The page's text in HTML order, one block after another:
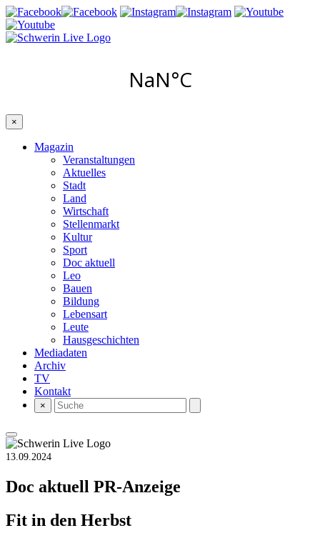
×
Magazin
Veranstaltungen
Aktuelles
Stadt
Land
Wirtschaft
Stellenmarkt
Kultur
Sport
Doc aktuell
Leo
Bauen
Bildung
Lebensart
Leute
Hausgeschichten
Mediadaten
Archiv
TV
Kontakt
×
13.09.2024
Doc aktuell PR-Anzeige
Fit in den Herbst